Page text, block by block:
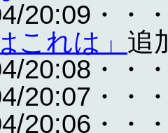
20:09・・
これは」 追
20:08・・
20:07・・
20:06・・